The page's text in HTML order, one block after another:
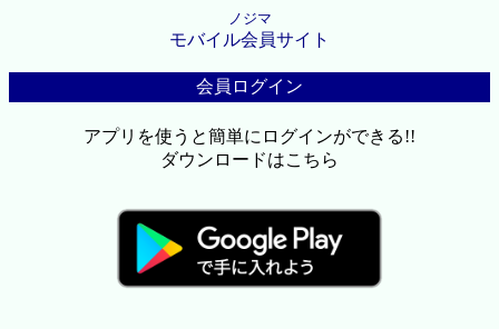
ノジマ
モバイル会員サイト
会員ログイン
アプリを使うと簡単にログインができる!!
ダウンロードはこちら